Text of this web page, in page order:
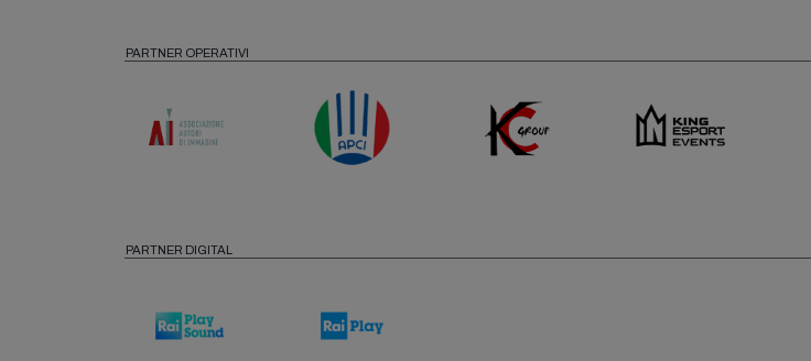
PARTNER OPERATIVI
PARTNER DIGITAL